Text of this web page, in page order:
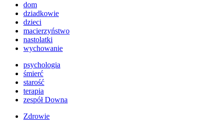
dom
dziadkowie
dzieci
macierzyństwo
nastolatki
wychowanie
psychologia
śmierć
starość
terapia
zespół Downa
Zdrowie